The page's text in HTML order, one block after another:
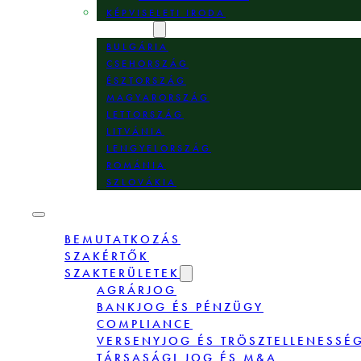
KÉPVISELETI IRODA
BULGÁRIA
CSEHORSZÁG
ÉSZTORSZÁG
MAGYARORSZÁG
LETTORSZÁG
LITVÁNIA
LENGYELORSZÁG
ROMÁNIA
SZLOVÁKIA
BEMUTATKOZÁS
SZAKÉRTŐK
SZAKTERÜLETEK
AGRÁRJOG
BANKJOG ÉS PÉNZÜGY
COMPLIANCE
VERSENYJOG ÉS
TÁRSASÁGI JOG ÉS M&A